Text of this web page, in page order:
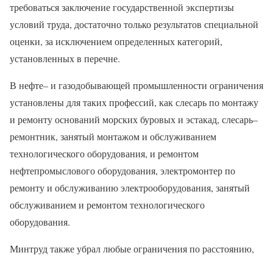
требоваться заключение государственной экспертизы
условий труда, достаточно только результатов специальной
оценки, за исключением определенных категорий,
установленных в перечне.
В нефте– и газодобывающей промышленности ограничения
установлены для таких профессий, как слесарь по монтажу
и ремонту оснований морских буровых и эстакад, слесарь–
ремонтник, занятый монтажом и обслуживанием
технологического оборудования, и ремонтом
нефтепромыслового оборудования, электромонтер по
ремонту и обслуживанию электрооборудования, занятый
обслуживанием и ремонтом технологического
оборудования.
Минтруд также убрал любые ограничения по расстоянию,